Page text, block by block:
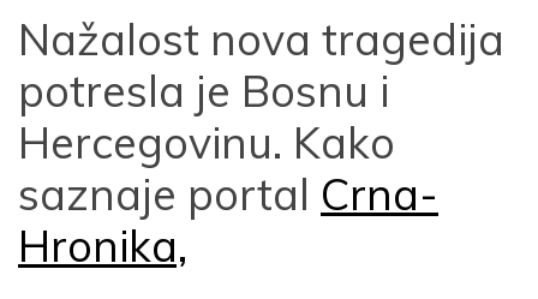
Nažalost nova tragedija
potresla je Bosnu i
Hercegovinu. Kako
saznaje portal Crna-
Hronika,